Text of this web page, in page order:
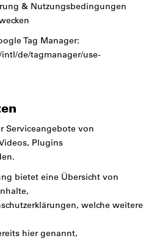
& Nutzungsbedingungen
Tag Manager:
de/tagmanager/use-
Serviceangebote von
Plugins
bietet eine Übersicht von
welche weitere
hier genannt,